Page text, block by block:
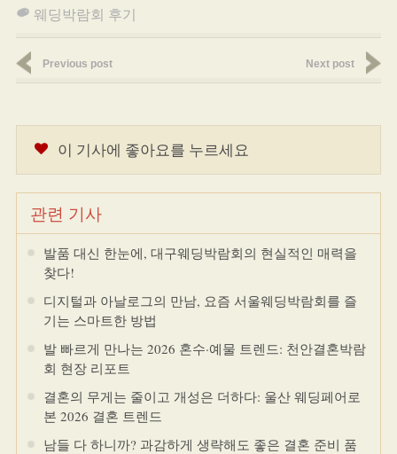
웨딩박람회 후기
Previous post Next post
이 기사에 좋아요를 누르세요
관련 기사
발품 대신 한눈에, 대구웨딩박람회의 현실적인 매력을
찾다!
디지털과 아날로그의 만남, 요즘 서울웨딩박람회를 즐
기는 스마트한 방법
발 빠르게 만나는 2026 혼수·예물 트렌드: 천안결혼박람
회 현장 리포트
결혼의 무게는 줄이고 개성은 더하다: 울산 웨딩페어로
본 2026 결혼 트렌드
남들 다 하니까? 과감하게 생략해도 좋은 결혼 준비 품